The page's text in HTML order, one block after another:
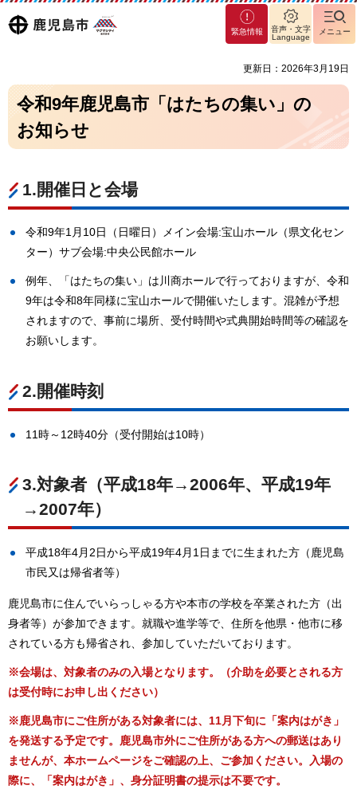
鹿児島
マグ
マシ
緊急情報
音声・文字
Language
メニュー
更新日：2026年3月19日
令和9年鹿児島市「はたちの集い」の
お知らせ
1.開催日と会場
令和9年1月10日（日曜日）メイン会場:宝山ホール（県文化セン
ター）サブ会場:中央公民館ホール
例年、「はたちの集い」は川商ホールで行っておりますが、令和
9年は令和8年同様に宝山ホールで開催いたします。混雑が予想
されますので、事前に場所、受付時間や式典開始時間等の確認を
お願いします。
2.開催時刻
11時～12時40分（受付開始は10時）
3.対象者（平成18年→2006年、平成19年
→2007年）
平成18年4月2日から平成19年4月1日までに生まれた方（鹿児島
市民又は帰省者等）
鹿児島市に住んでいらっしゃる方や本市の学校を卒業された方（出
身者等）が参加できます。就職や進学等で、住所を他県・他市に移
されている方も帰省され、参加していただいております。
※会場は、対象者のみの入場となります。（介助を必要とされる方
は受付時にお申し出ください）
※鹿児島市にご住所がある対象者には、11月下旬に「案内はがき」
を発送する予定です。鹿児島市外にご住所がある方への郵送はあり
ませんが、本ホームページをご確認の上、ご参加ください。入場の
際に、「案内はがき」、身分証明書の提示は不要です。